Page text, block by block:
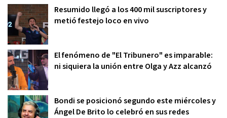
Resumido llegó a los 400 mil suscriptores y
metió festejo loco en vivo
El fenómeno de "El Tribunero" es imparable:
ni siquiera la unión entre Olga y Azz alcanzó
Bondi se posicionó segundo este miércoles y
Ángel De Brito lo celebró en sus redes